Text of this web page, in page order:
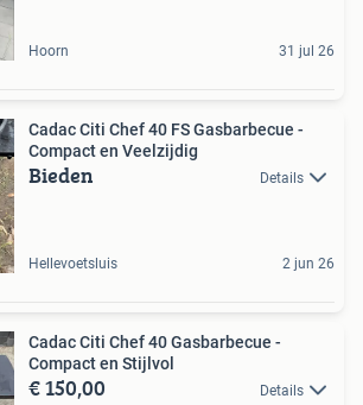
Hoorn 31 jul 26
Cadac Citi Chef 40 FS Gasbarbecue -
Compact en Veelzijdig
Bieden Details
Hellevoetsluis 2 jun 26
Cadac Citi Chef 40 Gasbarbecue -
Compact en Stijlvol
€ 150,00 Details